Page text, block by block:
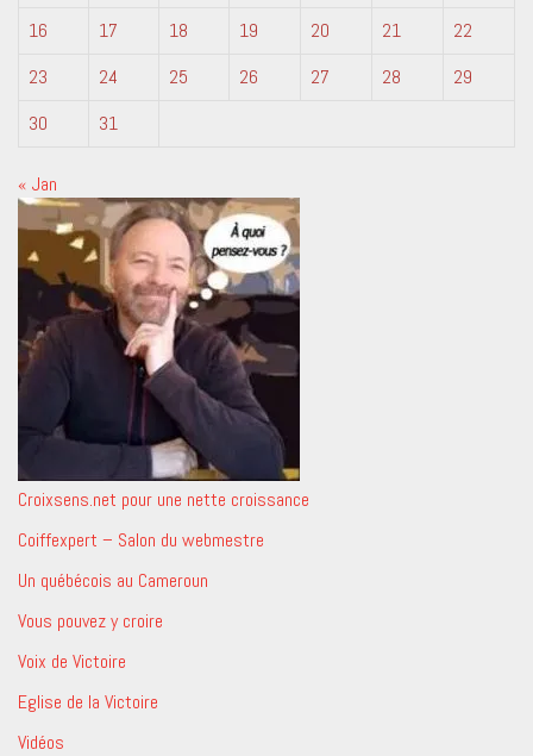
16
17 18 19 20 21
22
23
24 25 26 27 28
29
30
31
« Jan
Croixsens.net pour une nette croissance
Coiffexpert – Salon du webmestre
Un québécois au Cameroun
Vous pouvez y croire
Voix de Victoire
Eglise de la Victoire
Vidéos